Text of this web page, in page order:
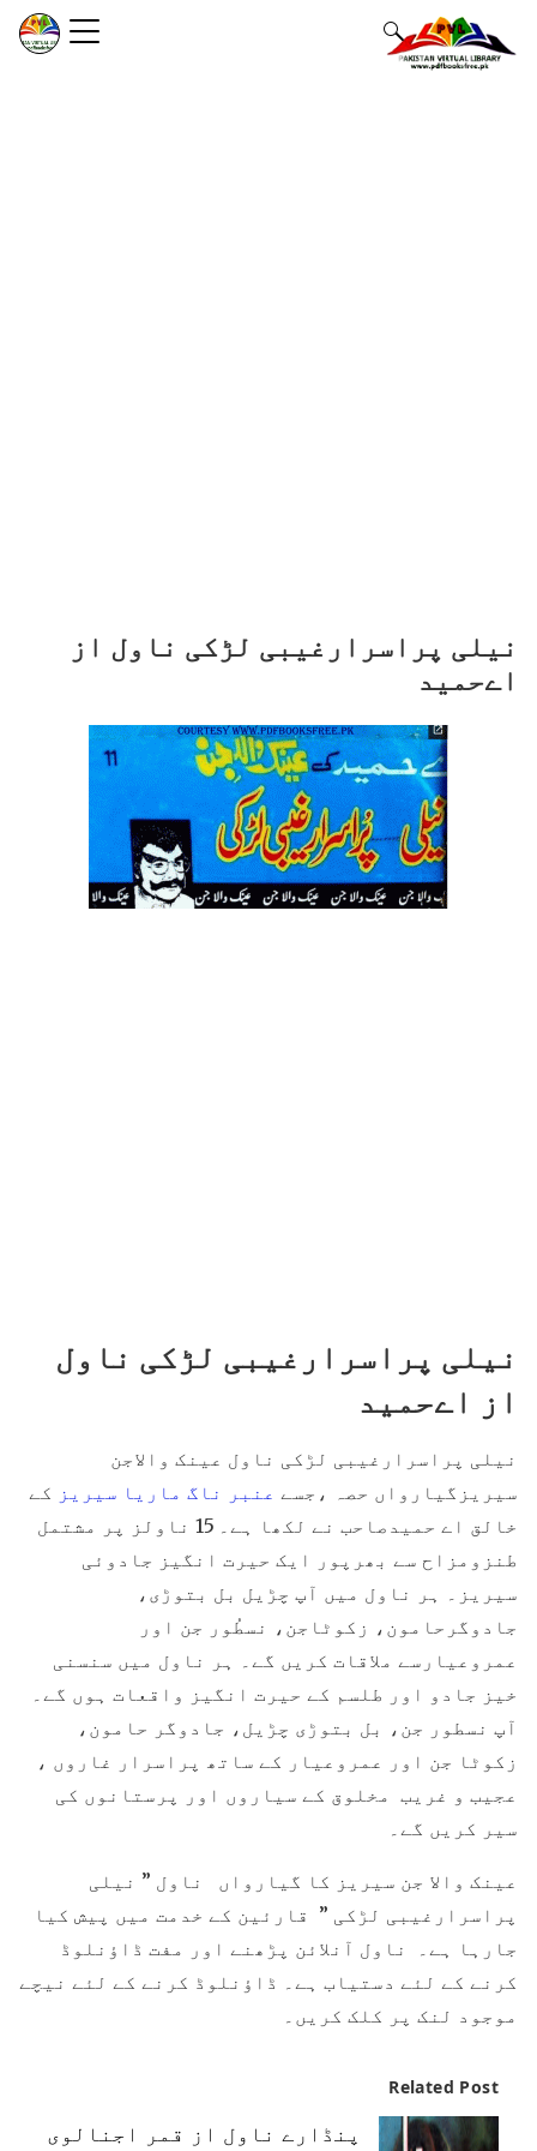
نیلی پراسرارغیبی لڑکی ناول از
اےحمید
نیلی پراسرارغیبی لڑکی ناول
از اےحمید
نیلی پراسرارغیبی لڑکی ناول عینک والاجن
سیریزگیارواں حصہ ،جسے عنبر ناگ ماریا سیریز کے
خالق اے حمیدصاحب نے لکھا ہے۔ 15 ناولز پر مشتمل
طنزومزاح سے بھرپور ایک حیرت انگیز جادوئی
سیریز۔ ہر ناول میں آپ چڑیل بل بتوڑی،
جادوگرحامون، زکوٹاجن، نسطُور جن اور
عمروعیارسے ملاقات کریں گے۔ ہر ناول میں سنسنی
خیز جادو اور طلسم کے حیرت انگیز واقعات ہوں گے۔
آپ نسطور جن، بل بتوڑی چڑیل، جادوگر حامون،
زکوٹا جن اور عمروعیار کے ساتھ پراسرار غاروں ،
عجیب و غریب مخلوق کے سیاروں اور پرستانوں کی
سیر کریں گے۔
عینک والا جن سیریز کا گیارواں ناول ” نیلی
پراسرارغیبی لڑکی ” قارئین کے خدمت میں پیش کیا
جارہا ہے۔ ناول آنلائن پڑھنے اور مفت ڈاؤنلوڈ
کرنے کے لئے دستیاب ہے۔ ڈاؤنلوڈ کرنے کے لئے نیچے
موجود لنک پر کلک کریں۔
Related Post
پنڈارے ناول از قمر اجنالوی